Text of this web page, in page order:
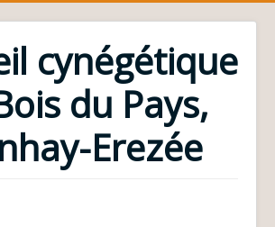
cynégétique
du Pays,
Erezée